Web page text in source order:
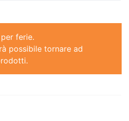
ferie.
possibile tornare ad